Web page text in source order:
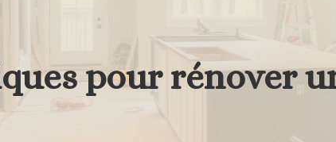
pour rénover